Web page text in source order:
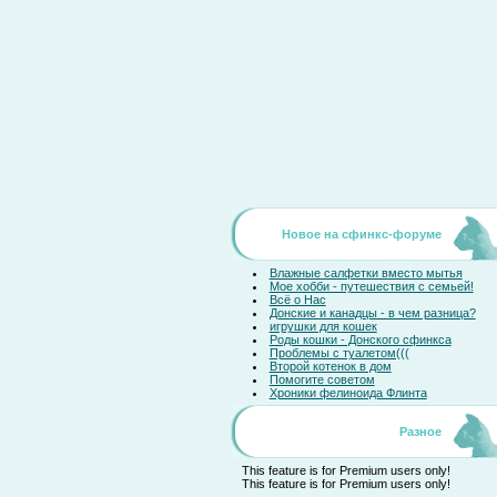
Новое на сфинкс-форуме
Влажные салфетки вместо мытья
Мое хобби - путешествия с семьей!
Всё о Нас
Донские и канадцы - в чем разница?
игрушки для кошек
Роды кошки - Донского сфинкса
Проблемы с туалетом(((
Второй котенок в дом
Помогите советом
Хроники фелиноида Флинта
Разное
This feature is for Premium users only!
This feature is for Premium users only!